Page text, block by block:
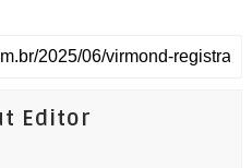
Editor